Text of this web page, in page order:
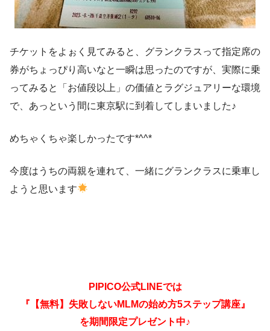
チケットをよぉく見てみると、グランクラスって指定席の
券がちょっぴり高いなと一瞬は思ったのですが、実際に乗
ってみると「お値段以上」の価値とラグジュアリーな環境
で、あっという間に東京駅に到着してしまいました♪
めちゃくちゃ楽しかったです*^^*
今度はうちの両親を連れて、一緒にグランクラスに乗車し
ようと思います
PIPICO公式LINEでは
『【無料】失敗しないMLMの始め方5ステップ講座』
を期間限定プレゼント中♪